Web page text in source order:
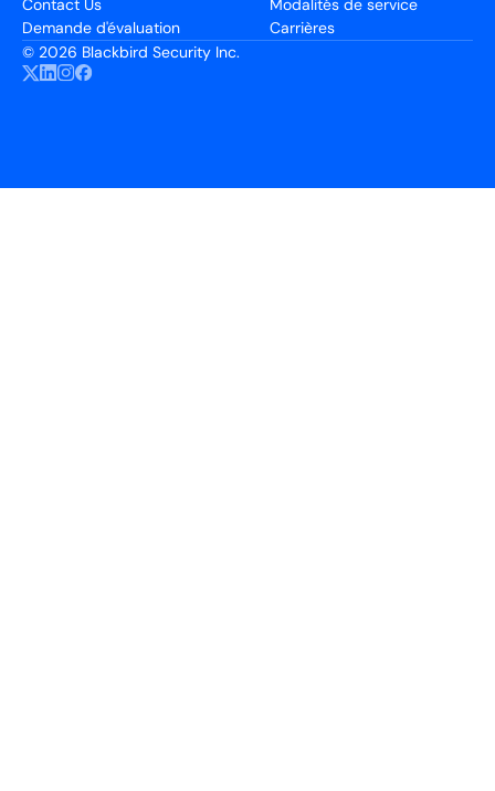
Contact Us
Demande d'évaluation
Modalités de service
Carrières
© 2026 Blackbird Security Inc.